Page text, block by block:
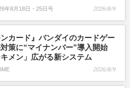
年8月18日・25日号 2026/8/9
ンカード』バンダイのカードゲー
策に“マイナンバー”導入開始
キメン」広がる新システム
2026/8/9